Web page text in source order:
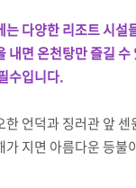
는 다양한 리조트 시설
내면 온천탕만 즐길
수입니다.
한 언덕과 징러관 앞
가 지면 아름다운 등불